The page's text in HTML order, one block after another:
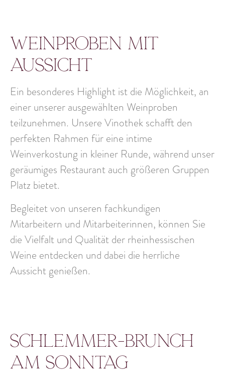
Weinproben mit
Aussicht
Ein besonderes Highlight ist die Möglichkeit, an
einer unserer ausgewählten Weinproben
teilzunehmen. Unsere Vinothek schafft den
perfekten Rahmen für eine intime
Weinverkostung in kleiner Runde, während unser
geräumiges Restaurant auch größeren Gruppen
Platz bietet.
Begleitet von unseren fachkundigen
Mitarbeitern und Mitarbeiterinnen, können Sie
die Vielfalt und Qualität der rheinhessischen
Weine entdecken und dabei die herrliche
Aussicht genießen.
Schlemmer-Brunch
am Sonntag